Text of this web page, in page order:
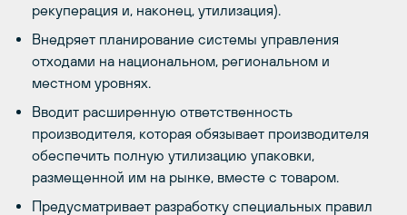
рекуперация и, наконец, утилизация).
Внедряет планирование системы управления
отходами на национальном, региональном и
местном уровнях.
Вводит расширенную ответственность
производителя, которая обязывает производителя
обеспечить полную утилизацию упаковки,
размещенной им на рынке, вместе с товаром.
Предусматривает разработку специальных правил